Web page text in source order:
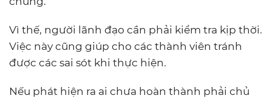
Vì thế, người lãnh đạo cần phải kiểm tra kịp thời.
Việc này cũng giúp cho các thành viên tránh
được các sai sót khi thực hiện.
Nếu phát hiện ra ai chưa hoàn thành phải chủ